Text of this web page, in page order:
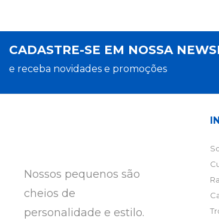
CADASTRE-SE EM NOSSA
e receba novidades e promoções
Nossos pequenos são
cheios de
personalidade e estilo.